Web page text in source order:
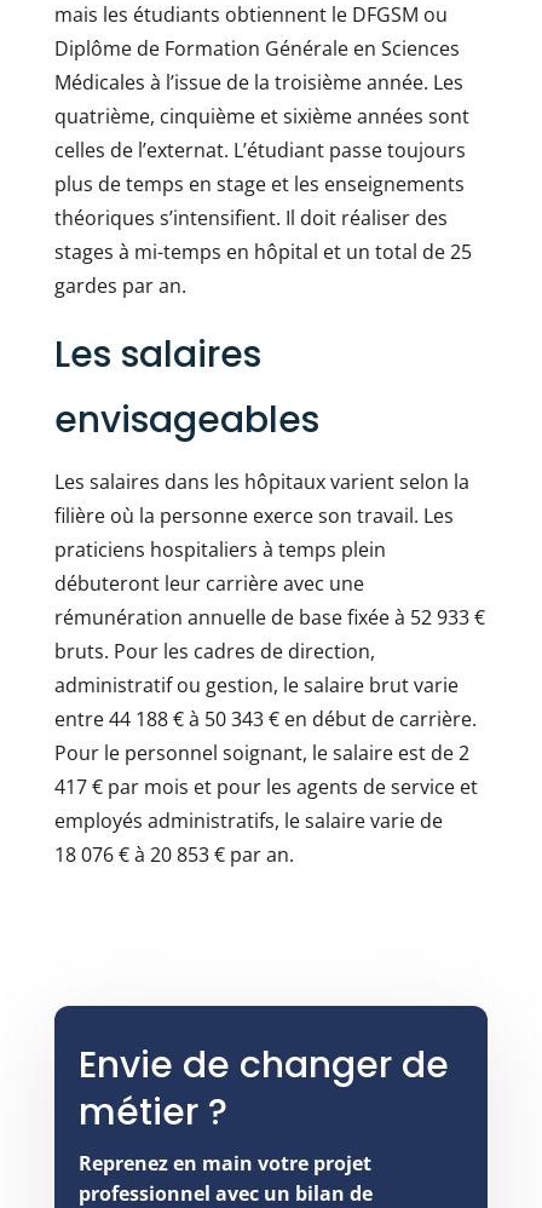
mais les étudiants obtiennent le DFGSM ou
Diplôme de Formation Générale en Sciences
Médicales à l’issue de la troisième année. Les
quatrième, cinquième et sixième années sont
celles de l’externat. L’étudiant passe toujours
plus de temps en stage et les enseignements
théoriques s’intensifient. Il doit réaliser des
stages à mi-temps en hôpital et un total de 25
gardes par an.
Les salaires
envisageables
Les salaires dans les hôpitaux varient selon la
filière où la personne exerce son travail. Les
praticiens hospitaliers à temps plein
débuteront leur carrière avec une
rémunération annuelle de base fixée à 52 933 €
bruts. Pour les cadres de direction,
administratif ou gestion, le salaire brut varie
entre 44 188 € à 50 343 € en début de carrière.
Pour le personnel soignant, le salaire est de 2
417 € par mois et pour les agents de service et
employés administratifs, le salaire varie de
18 076 € à 20 853 € par an.
Envie de changer de
métier ?
Reprenez en main votre projet
professionnel avec un bilan de